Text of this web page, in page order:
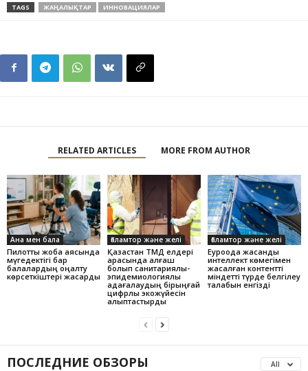
TAGS ЖАҢАЛЫҚТАР ИННОВАЦИЯЛАР
RELATED ARTICLES MORE FROM AUTHOR
Ана мен бала
Пилоттық жоба аясында
мүгедектігі бар
балалардың оңалту
көрсеткіштері жақсарды
Ғаламтор және желі
Қазақстан ТМД елдері
арасында алғаш
болып санитариялық-
эпидемиологиялық
қадағалаудың бірыңғай
цифрлық экожүйесін
қалыптастырды
Ғаламтор және желі
Еуроодақ жасанды
интеллект көмегімен
жасалған контентті
міндетті түрде белгілеу
талабын енгізді
ПОСЛЕДНИЕ ОБЗОРЫ All